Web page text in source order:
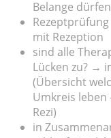
Belange
mit Rezeption
sind alle
Lücken zu? →
(Übersicht
Umkreis
Rezi)
in